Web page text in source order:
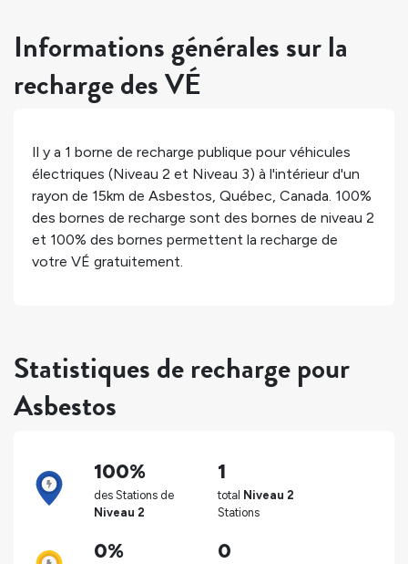
Informations générales sur la
recharge des VÉ
Il y a 1 borne de recharge publique pour véhicules
électriques (Niveau 2 et Niveau 3) à l'intérieur d'un
rayon de 15km de Asbestos, Québec, Canada. 100%
des bornes de recharge sont des bornes de niveau 2
et 100% des bornes permettent la recharge de
votre VÉ gratuitement.
Statistiques de recharge pour
Asbestos
100%
des Stations de
Niveau 2
1
total Niveau 2
Stations
0% 0